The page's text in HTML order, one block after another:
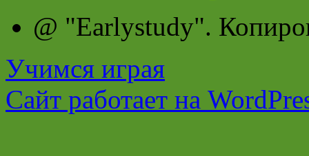
@ "Earlystudy".
Учимся играя
Сайт работает на